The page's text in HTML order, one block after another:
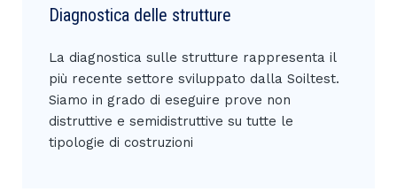
Diagnostica delle strutture
La diagnostica sulle strutture rappresenta il
più recente settore sviluppato dalla Soiltest.
Siamo in grado di eseguire prove non
distruttive e semidistruttive su tutte le
tipologie di costruzioni